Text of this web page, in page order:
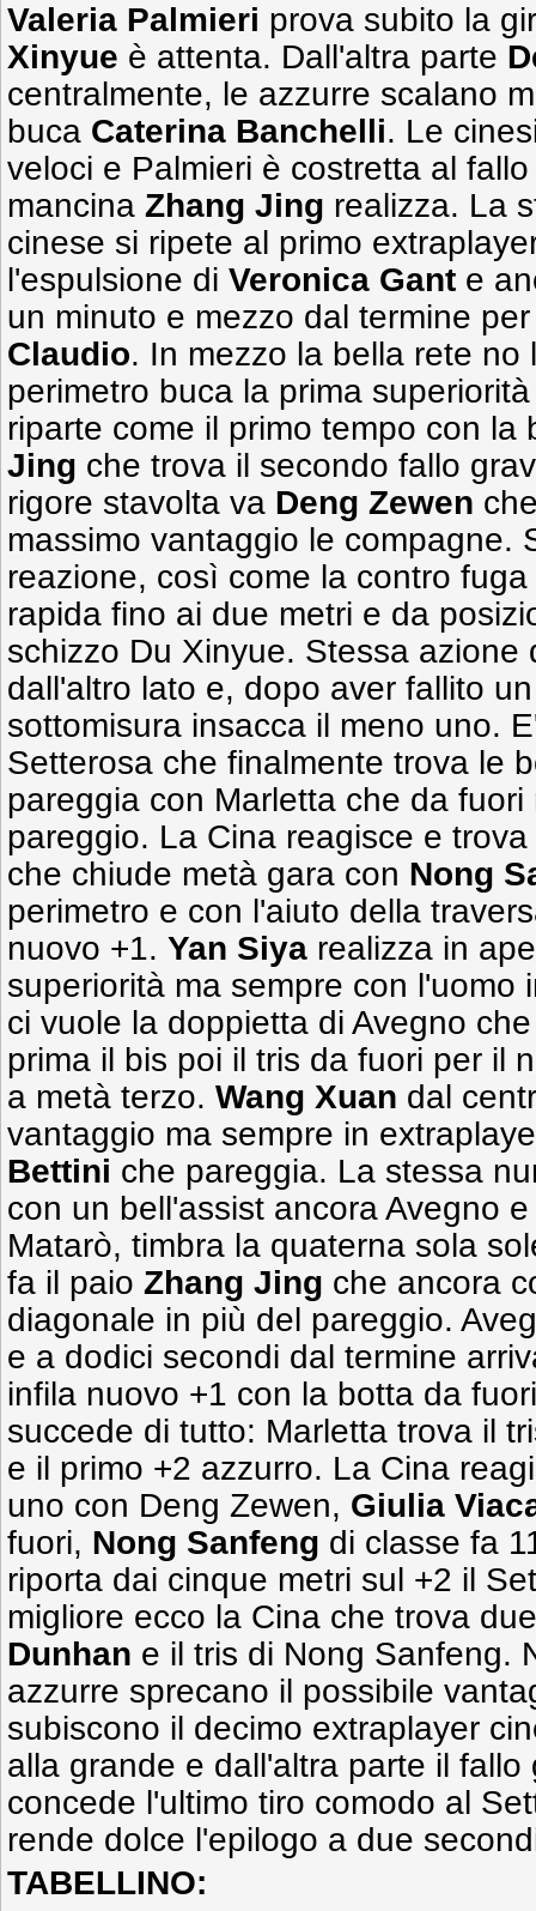
Valeria Palmieri prova subito la
Xinyue è attenta. Dall'altra parte
centralmente, le azzurre scalano
buca Caterina Banchelli. Le
veloci e Palmieri è costretta al
mancina Zhang Jing realizza. La
cinese si ripete al primo
l'espulsione di Veronica Gant e
un minuto e mezzo dal termine
Claudio. In mezzo la bella rete
perimetro buca la prima
riparte come il primo tempo con
Jing che trova il secondo fallo
rigore stavolta va Deng Zewen
massimo vantaggio le compagne.
reazione, così come la contro
rapida fino ai due metri e da
schizzo Du Xinyue. Stessa azione
dall'altro lato e, dopo aver fallito
sottomisura insacca il meno uno.
Setterosa che finalmente trova le
pareggia con Marletta che da fuori
pareggio. La Cina reagisce e
che chiude metà gara con Nong
perimetro e con l'aiuto della
nuovo +1. Yan Siya realizza in
superiorità ma sempre con l'uomo
ci vuole la doppietta di Avegno
prima il bis poi il tris da fuori per il
a metà terzo. Wang Xuan dal
vantaggio ma sempre in
Bettini che pareggia. La stessa
con un bell'assist ancora Avegno
Matarò, timbra la quaterna sola
fa il paio Zhang Jing che ancora
diagonale in più del pareggio.
e a dodici secondi dal termine
infila nuovo +1 con la botta da
succede di tutto: Marletta trova il
e il primo +2 azzurro. La Cina
uno con Deng Zewen, Giulia
fuori, Nong Sanfeng di classe fa
riporta dai cinque metri sul +2 il
migliore ecco la Cina che trova
Dunhan e il tris di Nong Sanfeng.
azzurre sprecano il possibile
subiscono il decimo extraplayer
alla grande e dall'altra parte il
concede l'ultimo tiro comodo al
rende dolce l'epilogo a due
TABELLINO: